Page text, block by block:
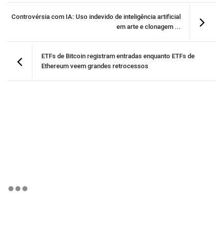
Controvérsia com IA: Uso indevido de inteligência artificial
em arte e clonagem ...
ETFs de Bitcoin registram entradas enquanto ETFs de
Ethereum veem grandes retrocessos